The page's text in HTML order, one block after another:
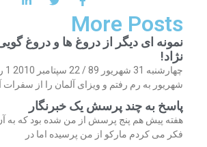
More Posts
نمونه ای دیگر از دروغ ها و دروغ
نژاد!
شهریور به رم رفتم و ویزای آلمان را از سفرات
پاسخ به چند پرسش یک خبرنگار
هفته پیش هم پنج پرسش از من شده بود که به
فکر می کردم مارکو از من پرسیده اما در